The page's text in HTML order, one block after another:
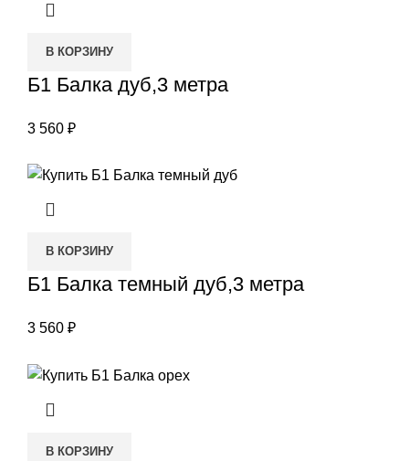
В КОРЗИНУ
Б1 Балка дуб,3 метра
3 560 ₽
В КОРЗИНУ
Б1 Балка темный дуб,3 метра
3 560 ₽
В КОРЗИНУ